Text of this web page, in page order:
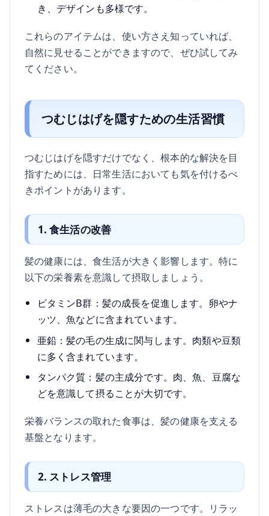
き、デザインも多様です。
これらのアイテムは、使い方さえ知っていれば、
自然に見せることができますので、ぜひ試してみ
てください。
つむじはげを隠すための生活習慣
つむじはげを隠すだけでなく、根本的な解決を目
指すためには、日常生活においても気を付けるべ
きポイントがあります。
1. 食生活の改善
髪の健康には、食生活が大きく影響します。特に
以下の栄養素を意識して摂取しましょう。
ビタミンB群：髪の成長を促進します。卵やナ
ッツ、魚などに含まれています。
亜鉛：髪の毛の生成に関与します。肉類や豆類
に多く含まれています。
タンパク質：髪の主成分です。肉、魚、豆腐な
どを意識して摂ることが大切です。
栄養バランスの取れた食事は、髪の健康を支える
基盤となります。
2. ストレス管理
ストレスは薄毛の大きな要因の一つです。リラッ